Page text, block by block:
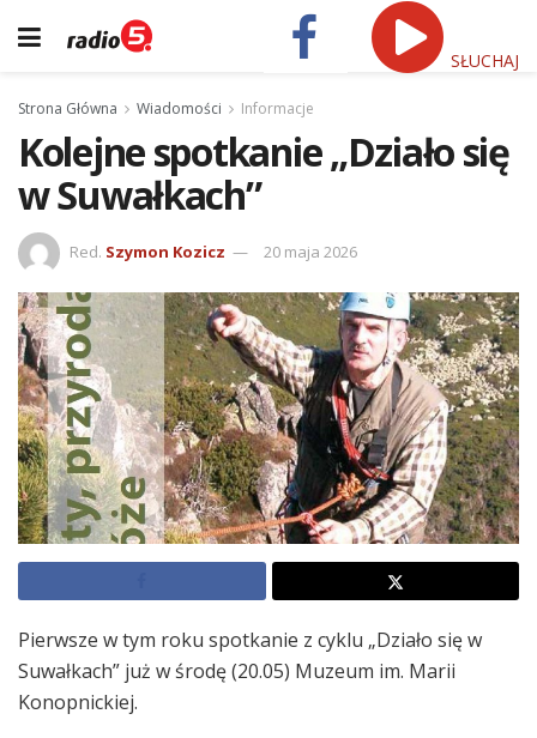
SŁUCHAJ
Strona Główna Wiadomości Informacje
Kolejne spotkanie „Działo się
w Suwałkach”
Red. Szymon Kozicz 20 maja 2026
Pierwsze w tym roku spotkanie z cyklu „Działo się w
Suwałkach” już w środę (20.05) Muzeum im. Marii
Konopnickiej.